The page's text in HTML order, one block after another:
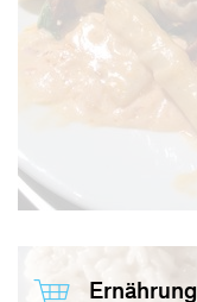
Ernährung